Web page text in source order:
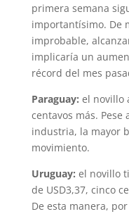
primera semana
importantísimo. De
improbable,
implicaría un
récord del mes
Paraguay: el novillo
centavos más.
industria, la mayor
movimiento.
Uruguay: el novillo
de USD3,37, cinco
De esta manera,